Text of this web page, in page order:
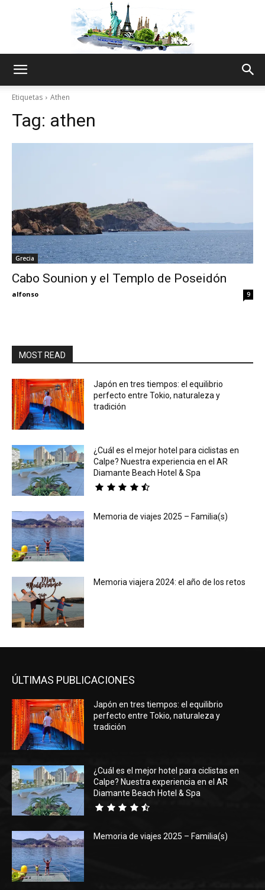
My
Etiquetas Athen
Tag: athen
Grecia
Cabo Sounion y el Templo de Poseidón
alfonso 9
MOST READ
Japón en tres tiempos: el equilibrio
perfecto entre Tokio, naturaleza y
tradición
¿Cuál es el mejor hotel para ciclistas en
Calpe? Nuestra experiencia en el AR
Diamante Beach Hotel & Spa
Memoria de viajes 2025 – Familia(s)
Memoria viajera 2024: el año de los retos
ÚLTIMAS PUBLICACIONES
Japón en tres tiempos: el equilibrio
perfecto entre Tokio, naturaleza y
tradición
¿Cuál es el mejor hotel para ciclistas en
Calpe? Nuestra experiencia en el AR
Diamante Beach Hotel & Spa
Memoria de viajes 2025 – Familia(s)